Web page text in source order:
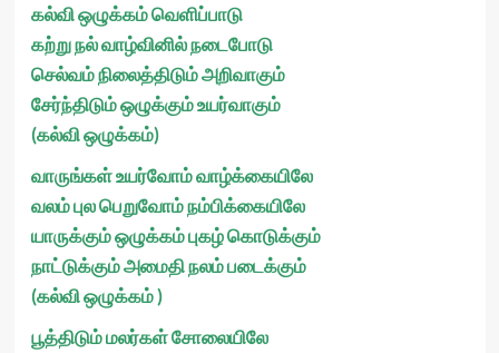
கல்வி ஒழுக்கம் வெளிப்பாடு
கற்று நல் வாழ்வினில் நடைபோடு
செல்வம் நிலைத்திடும் அறிவாகும்
சேர்ந்திடும் ஒழுக்கும் உயர்வாகும்
(கல்வி ஒழுக்கம்)
வாருங்கள் உயர்வோம் வாழ்க்கையிலே
வலம் புல பெறுவோம் நம்பிக்கையிலே
யாருக்கும் ஒழுக்கம் புகழ் கொடுக்கும்
நாட்டுக்கும் அமைதி நலம் படைக்கும்
(கல்வி ஒழுக்கம் )
பூத்திடும் மலர்கள் சோலையிலே